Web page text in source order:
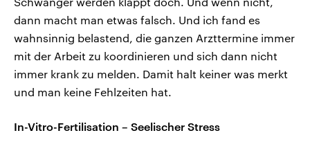
dann macht man etwas falsch. Und ich fand es
wahnsinnig belastend, die ganzen Arzttermine immer
mit der Arbeit zu koordinieren und sich dann nicht
immer krank zu melden. Damit halt keiner was merkt
und man keine Fehlzeiten hat.
In-Vitro-Fertilisation – Seelischer Stress